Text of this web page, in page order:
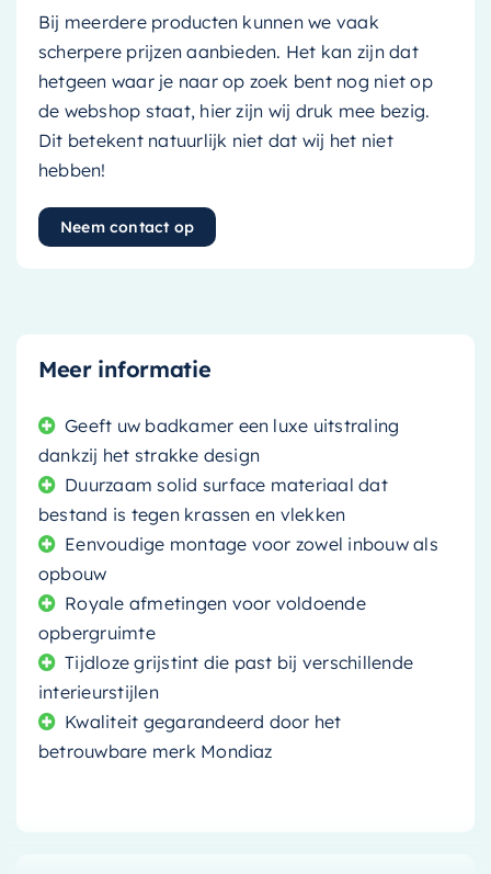
Bij meerdere producten kunnen we vaak
scherpere prijzen aanbieden. Het kan zijn dat
hetgeen waar je naar op zoek bent nog niet op
de webshop staat, hier zijn wij druk mee bezig.
Dit betekent natuurlijk niet dat wij het niet
hebben!
Neem contact op
Meer informatie
Geeft uw badkamer een luxe uitstraling
dankzij het strakke design
Duurzaam solid surface materiaal dat
bestand is tegen krassen en vlekken
Eenvoudige montage voor zowel inbouw als
opbouw
Royale afmetingen voor voldoende
opbergruimte
Tijdloze grijstint die past bij verschillende
interieurstijlen
Kwaliteit gegarandeerd door het
betrouwbare merk Mondiaz